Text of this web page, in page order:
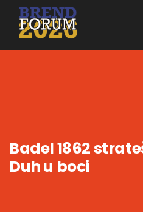
Badel 1862
Duh u boci